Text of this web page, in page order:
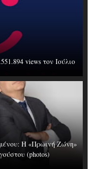
views τον Ιούλιο
Η «Πρωινή Ζώνη»
(photos)